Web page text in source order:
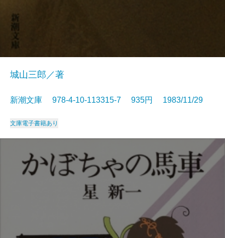
城山三郎／著
新潮文庫 978-4-10-113315-7 935円 1983/11/29
文庫電子書籍あり